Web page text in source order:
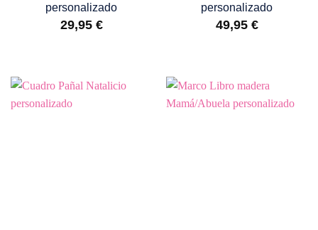
personalizado
29,95 €
personalizado
49,95 €